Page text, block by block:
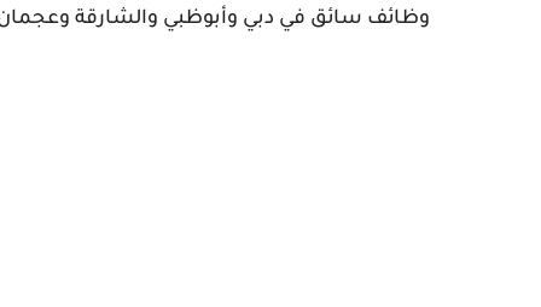
وظائف سائق في دبي وأبوظبي والشارقة